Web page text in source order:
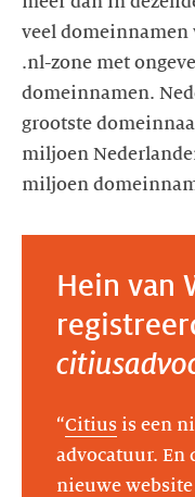
veel domeinnamen
.nl-zone met
domeinnamen.
grootste
miljoen
miljoen
Hein van
“Citius is een
advocatuur.
nieuwe